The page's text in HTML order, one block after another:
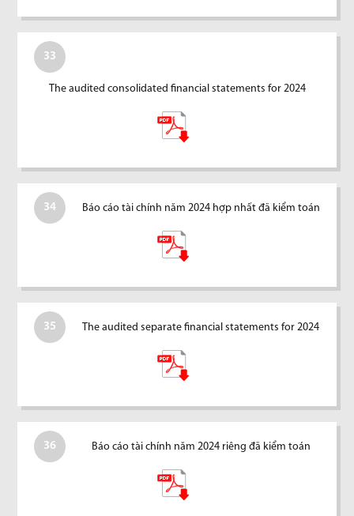
33
The audited consolidated financial statements for 2024
34 Báo cáo tài chính năm 2024 hợp nhất đã kiểm toán
35 The audited separate financial statements for 2024
36 Báo cáo tài chính năm 2024 riêng đã kiểm toán